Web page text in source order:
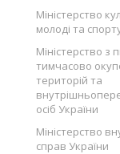
Міністерство
молоді та
Міністерство з
тимчасово
територій та
осіб України
Міністерство
справ України